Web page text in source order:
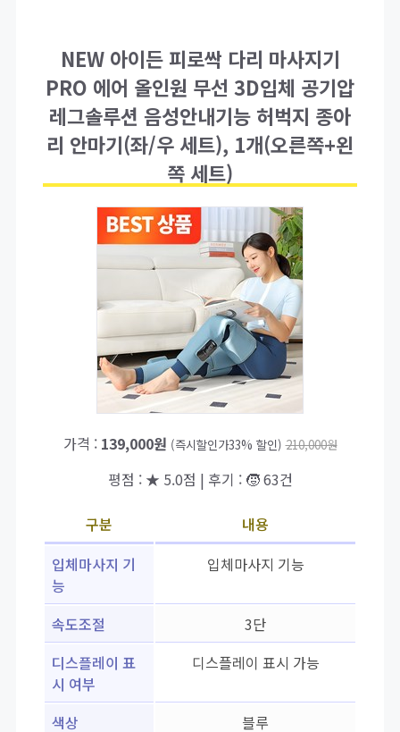
NEW 아이든 피로싹 다리 마사지기
PRO 에어 올인원 무선 3D입체 공기압
레그솔루션 음성안내기능 허벅지 종아
리 안마기(좌/우 세트), 1개(오른쪽+왼
쪽 세트)
가격 : 139,000원 (즉시할인가33% 할인) 210,000원
평점 : ★ 5.0점 | 후기 : 🧒 63건
구분
내용
입체마사지 기
능
입체마사지 기능
속도조절
3단
디스플레이 표
시 여부
디스플레이 표시 가능
색상
블루